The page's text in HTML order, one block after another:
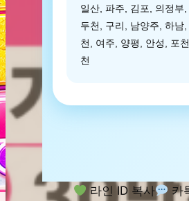
일산, 파주, 김포, 의정부
두천, 구리, 남양주, 하남,
천, 여주, 양평, 안성, 포
천
라인 ID 복사
카